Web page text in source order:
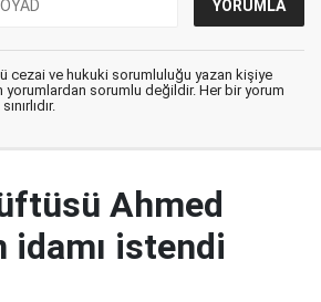
cezai ve hukuki sorumluluğu yazan kişiye
yorumlardan sorumlu değildir. Her bir yorum
Ahmed
idamı istendi